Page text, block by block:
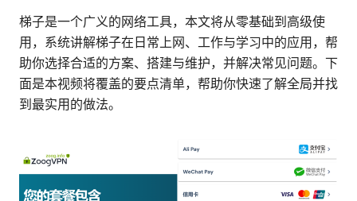
梯子是一个广义的网络工具，本文将从零基础到高级使
用，系统讲解梯子在日常上网、工作与学习中的应用，帮
助你选择合适的方案、搭建与维护，并解决常见问题。下
面是本视频将覆盖的要点清单，帮助你快速了解全局并找
到最实用的做法。